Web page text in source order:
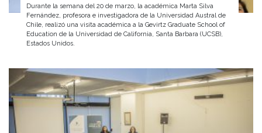
Durante la semana del 20 de marzo, la académica Marta Silva
Fernández, profesora e investigadora de la Universidad Austral de
Chile, realizó una visita académica a la Gevirtz Graduate School of
Education de la Universidad de California, Santa Barbara (UCSB),
Estados Unidos.